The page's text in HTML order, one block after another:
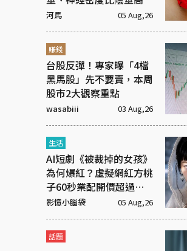
河馬 05 Aug,26
賺錢
台股反彈！專家曝「4檔
黑馬股」先不要賣，本周
股市2大觀察重點
wasabiii 03 Aug,26
生活
AI短劇《被裁掉的女孩》
為何爆紅？虛擬網紅方桃
子60秒業配開價超過百
萬元
影憶小腦袋 05 Aug,26
話題